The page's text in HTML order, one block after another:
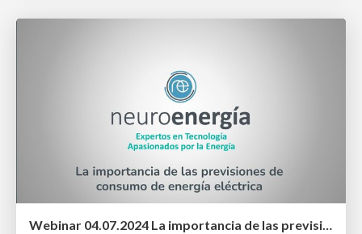
Webinar 04.07.2024 La importancia de las previsiones de consumo de energía eléctrica